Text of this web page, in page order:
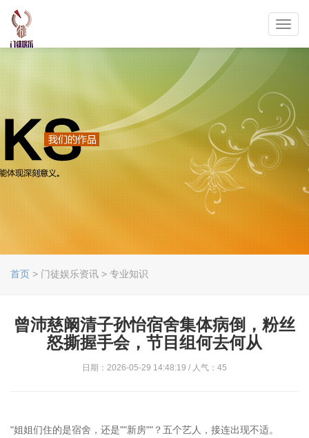
首页 > 门徒娱乐资讯 > 专业知识
曾沛慈阚清子孙怡宿舍集体病倒，粉丝
怒撕握手会，节目组何去何从
日期：2026-05-29 14:48:19 / 人气：45
"姐姐们住的是宿舍，还是""新房""？五个艺人，接连出现不适。